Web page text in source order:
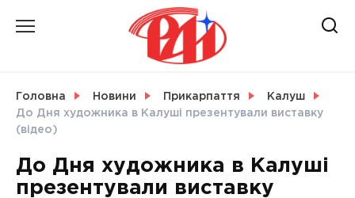
СВІТ
Головна Новини Прикарпаття
Калуш
До Дня художника в Калуші презентували виставку
(відео)
До Дня художника в Калуші
презентували виставку